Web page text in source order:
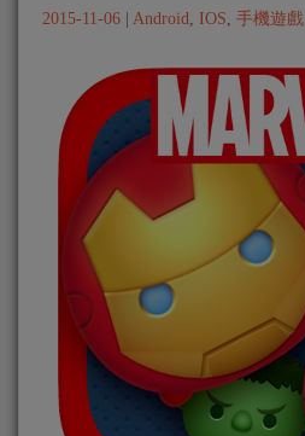
2015-11-06 Android, IOS, 手機遊戲